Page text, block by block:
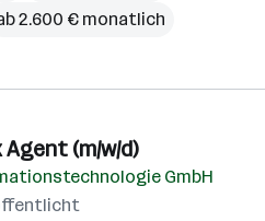
2.600 € monatlich
(m/w/d)
GmbH